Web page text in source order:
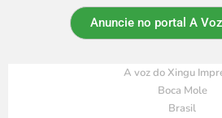
Anuncie no portal A
A voz do Xingu
Boca Mole
Brasil